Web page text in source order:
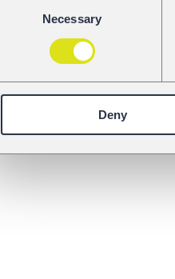
Necessary
Deny